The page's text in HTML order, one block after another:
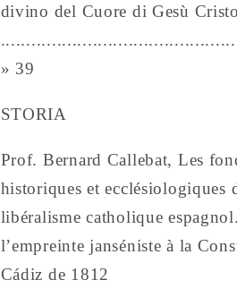
divino del Cuore di Gesù Cristo
» 39
STORIA
Prof. Bernard Callebat, Les
historiques et ecclésiologiques
libéralisme catholique
l’empreinte janséniste à la
Cádiz de 1812